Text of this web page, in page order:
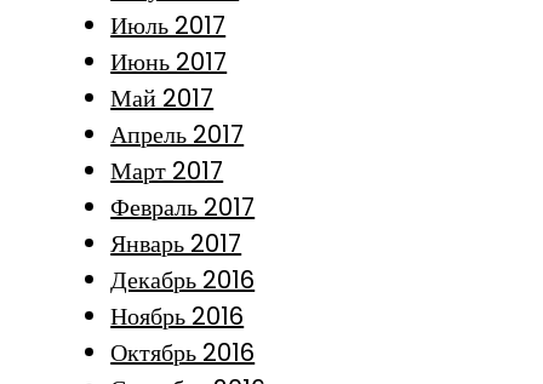
Июль 2017
Июнь 2017
Май 2017
Апрель 2017
Март 2017
Февраль 2017
Январь 2017
Декабрь 2016
Ноябрь 2016
Октябрь 2016